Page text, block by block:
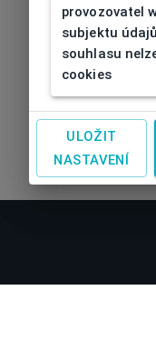
provozovatel
subjektu
souhlasu
cookies
ULOŽIT
NASTAVENÍ